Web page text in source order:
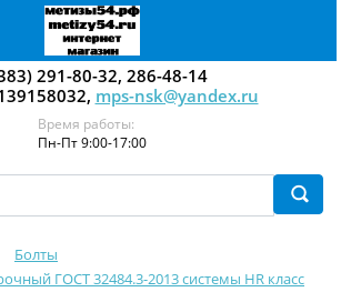
291-80-32, 286-48-14
mps-nsk@yandex.ru
Время работы:
Пн-Пт 9:00-17:00
Болты
ГОСТ 32484.3-2013 системы HR класс